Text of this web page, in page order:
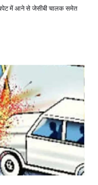
में आने से जेसीबी चालक समेत